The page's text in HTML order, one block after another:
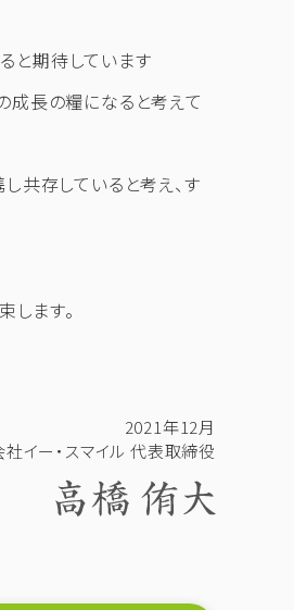
と期待しています
成長の糧になると考えて
共存していると考え、す
します。
2021年12月
イー・スマイル 代表取締役